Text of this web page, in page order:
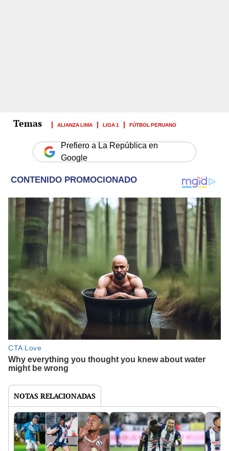
ALIANZA LIMA LIGA 1 FÚTBOL PERUANO
Prefiero a La República en
Google
NOTAS RELACIONADAS